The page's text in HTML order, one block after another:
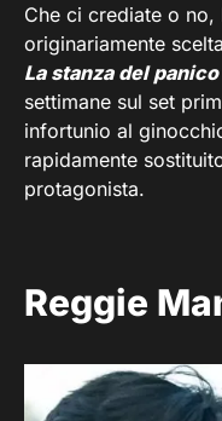
Che ci crediate o
originariamente
La stanza del panico
settimane sul set
infortunio al
rapidamente
protagonista.
Reggie